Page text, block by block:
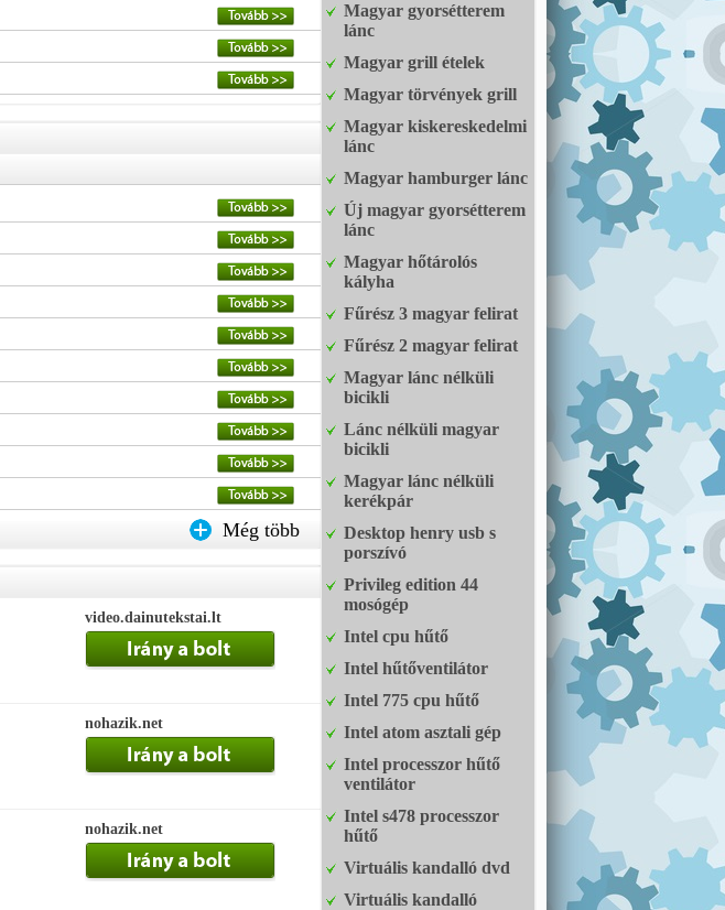
Még több
video.dainutekstai.lt
nohazik.net
nohazik.net
Magyar gyorsétterem
lánc
Magyar grill ételek
Magyar törvények grill
Magyar kiskereskedelmi
lánc
Magyar hamburger lánc
Új magyar gyorsétterem
lánc
Magyar hőtárolós
kályha
Fűrész 3 magyar felirat
Fűrész 2 magyar felirat
Magyar lánc nélküli
bicikli
Lánc nélküli magyar
bicikli
Magyar lánc nélküli
kerékpár
Desktop henry usb s
porszívó
Privileg edition 44
mosógép
Intel cpu hűtő
Intel hűtőventilátor
Intel 775 cpu hűtő
Intel atom asztali gép
Intel processzor hűtő
ventilátor
Intel s478 processzor
hűtő
Virtuális kandalló dvd
Virtuális kandalló